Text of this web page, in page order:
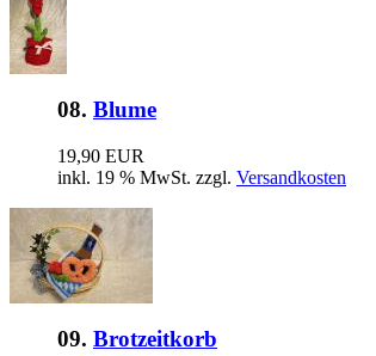
08. Blume
19,90 EUR
inkl. 19 % MwSt. zzgl. Versandkosten
09. Brotzeitkorb